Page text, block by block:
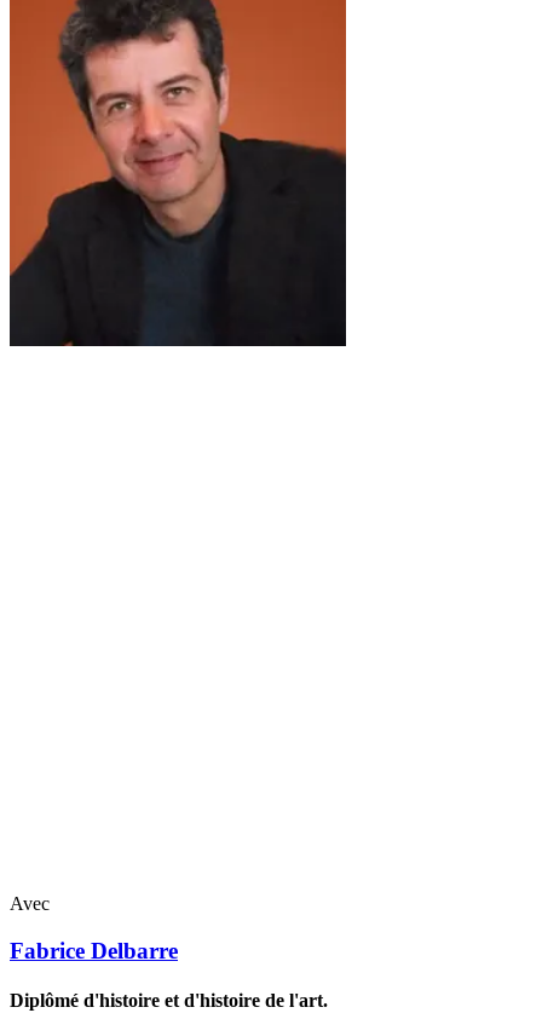
Avec
Fabrice Delbarre
Diplômé d'histoire et d'histoire de l'art.